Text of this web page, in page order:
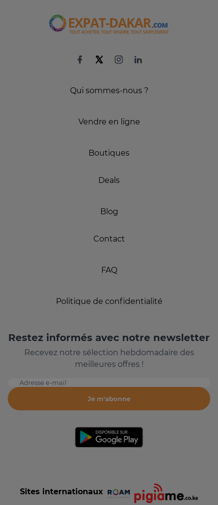
Qui sommes-nous ?
Vendre en ligne
Boutiques
Deals
Blog
Contact
FAQ
Politique de confidentialité
Restez informés avec notre newsletter
Recevez notre sélection hebdomadaire des
meilleures offres !
Adresse e-mail
Je m'abonne
Sites internationaux